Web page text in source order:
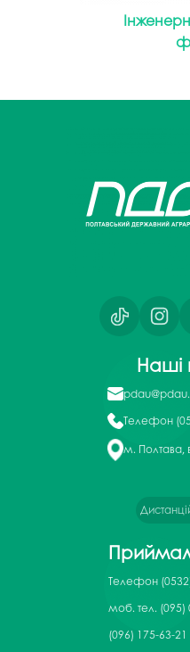
Наші
Телефон
м. Полтава,
Телефон
моб. тел. (095)
(096) 175-63-21